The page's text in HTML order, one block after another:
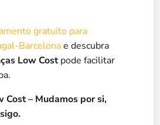
gratuito para
Barcelonae descubra
Low Costpode facilitar
Cost – Mudamos por si,